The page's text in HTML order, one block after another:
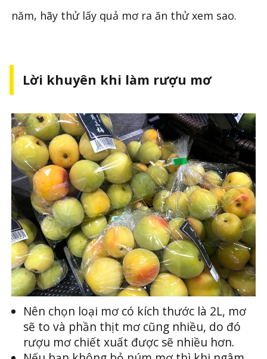
năm, hãy thử lấy quả mơ ra ăn thử xem sao.
Lời khuyên khi làm rượu mơ
Nên chọn loại mơ có kích thước là 2L, mơ
sẽ to và phần thịt mơ cũng nhiều, do đó
rượu mơ chiết xuất được sẽ nhiều hơn.